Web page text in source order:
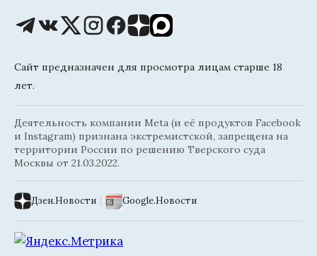
Сайт предназначен для просмотра лицам старше 18
лет.
Деятельность компании Meta (и её продуктов Facebook
и Instagram) признана экстремистской, запрещена на
территории России по решению Тверского суда
Москвы от 21.03.2022.
Дзен.Новости | Google.Новости